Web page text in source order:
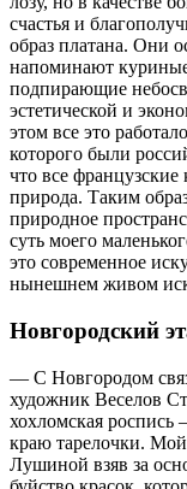
счастья и
образ платана. Они
напоминают
подпирающие
эстетической и
этом все это
которого были
что все
природа. Таким
природное
суть моего
это современное
нынешнем живом
Новгородский
— С Новгородом
художник Веселов
хохломская
краю тарелочки.
Лушиной взяв за